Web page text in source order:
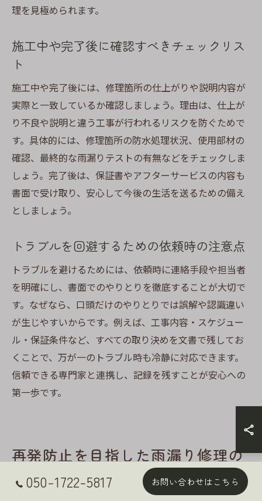
理を見極められます。
施工中や完了後に確認すべきチェックリス
ト
施工中や完了後には、修理箇所の仕上がりや説明内容が
実際と一致しているか確認しましょう。理由は、仕上が
り不良や説明と違う工事が行われるリスクを防ぐためで
す。具体的には、修理箇所の防水処理状況、使用部材の
確認、最終的な雨漏りテストの有無などをチェックしま
しょう。完了後は、保証書やアフターサービスの内容も
書面で受け取り、安心して今後の生活を送るための備え
としましょう。
トラブルを回避するための依頼時の注意点
トラブルを避けるためには、依頼時に連絡手段や担当者
を明確にし、書面でのやりとりを徹底することが大切で
す。なぜなら、口頭だけのやりとりでは誤解や認識違い
が生じやすいからです。例えば、工事内容・スケジュー
ル・保証条件など、すべての取り決めを文書で残してお
くことで、万が一のトラブル時も冷静に対応できます。
信頼できる専門家と連携し、記録を残すことが安心への
第一歩です。
再発防止を目指した雨漏り修理の
秘訣とは
050-1722-5817 お問い合わせはこちら